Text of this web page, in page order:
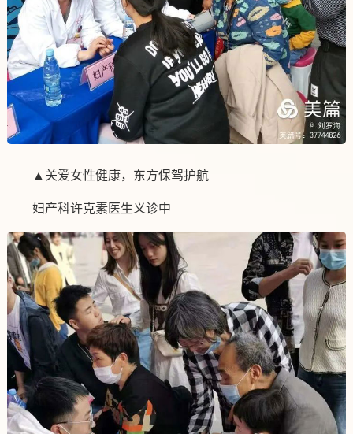
▲关爱女性健康，东方保驾护航
妇产科许克素医生义诊中